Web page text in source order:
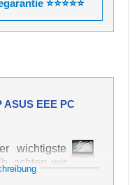
⭐⭐⭐⭐⭐
ASUS EEE PC
wichtigste
achten wir
Ersatzteils.